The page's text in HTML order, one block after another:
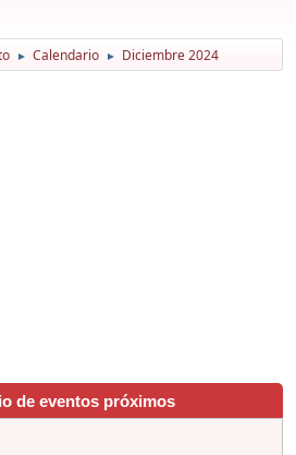
► Calendario ► Diciembre 2024
de eventos próximos